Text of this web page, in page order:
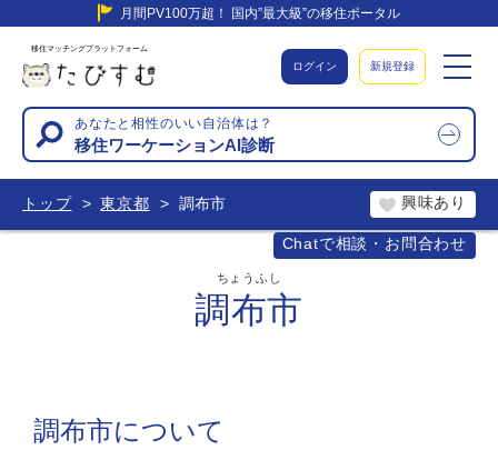
月間PV100万超！ 国内”最大級”の移住ポータル
移住マッチングプラットフォーム
ログイン 新規登録
あなたと相性のいい自治体は？
移住ワーケーションAI診断
トップ 東京都 調布市
Chatで相談・お問合わせ
興味あり
調布市
ちょうふし
調布市について